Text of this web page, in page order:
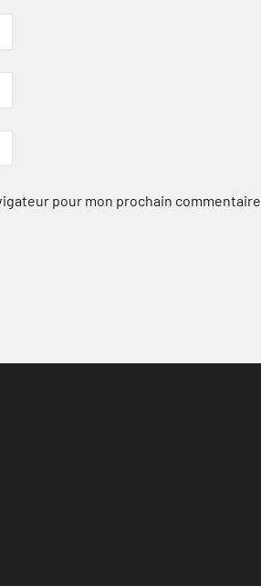
pour mon prochain commentaire.